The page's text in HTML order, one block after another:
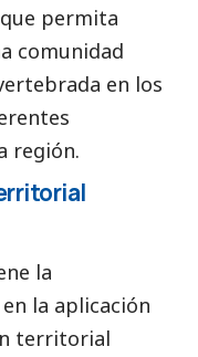
que permita
comunidad
en los
región.
la
en la aplicación
territorial